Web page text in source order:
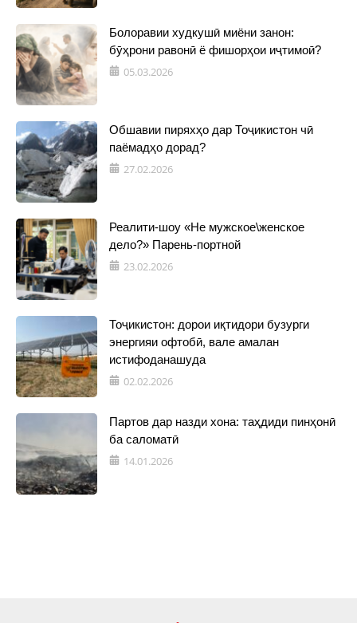
Болоравии худкушӣ миёни занон:
бӯҳрони равонӣ ё фишорҳои иҷтимоӣ?
05.03.2026
Обшавии пиряхҳо дар Тоҷикистон чӣ
паёмадҳо дорад?
27.02.2026
Реалити-шоу «Не мужское\женское
дело?» Парень-портной
23.02.2026
Тоҷикистон: дорои иқтидори бузурги
энергияи офтобӣ, вале амалан
истифоданашуда
02.02.2026
Партов дар назди хона: таҳдиди пинҳонӣ
ба саломатӣ
14.01.2026